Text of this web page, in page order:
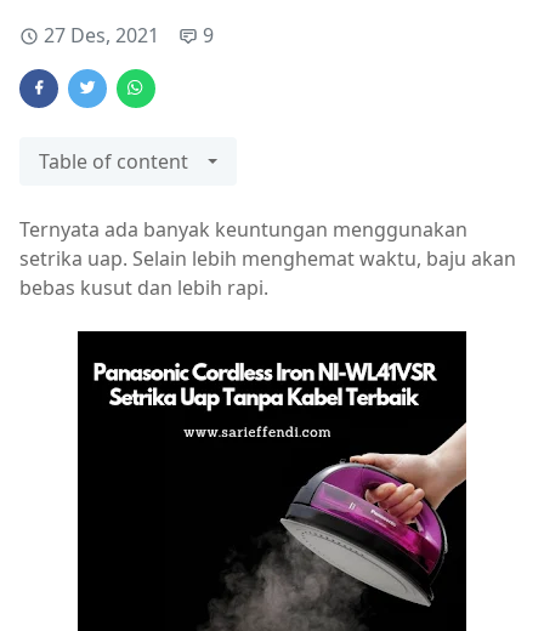
27 Des, 2021 9
Table of content
Ternyata ada banyak keuntungan menggunakan
setrika uap. Selain lebih menghemat waktu, baju akan
bebas kusut dan lebih rapi.